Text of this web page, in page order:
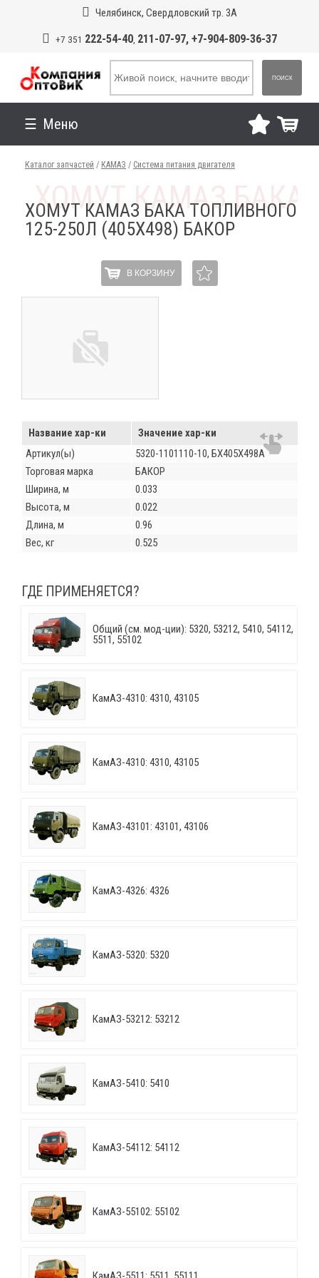
Челябинск, Свердловский тр. 3А
+7 351 222-54-40, 211-07-97, +7-904-809-36-37
ПОИСК
Меню
Каталог запчастей / КАМАЗ / Система питания двигателя
ХОМУТ КАМАЗ БАКА ТОПЛИВНОГО
125-250Л (405Х498) БАКОР
В КОРЗИНУ
Название хар-ки
Значение хар-ки
Артикул(ы)
5320-1101110-10, БХ405Х498A
Торговая марка
БАКОР
Ширина, м
0.033
Высота, м
0.022
Длина, м
0.96
Вес, кг
0.525
ГДЕ ПРИМЕНЯЕТСЯ?
Общий (см. мод-ции): 5320, 53212, 5410, 54112,
5511, 55102
КамАЗ-4310: 4310, 43105
КамАЗ-4310: 4310, 43105
КамАЗ-43101: 43101, 43106
КамАЗ-4326: 4326
КамАЗ-5320: 5320
КамАЗ-53212: 53212
КамАЗ-5410: 5410
КамАЗ-54112: 54112
КамАЗ-55102: 55102